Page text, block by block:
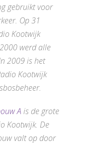
gebruikt voor
Op 31
Kootwijk
werd alle
2009 is het
Kootwijk
A is de grote
Kootwijk. De
valt op door